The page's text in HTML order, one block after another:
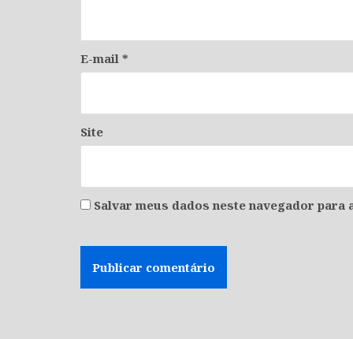
E-mail *
Site
Salvar meus dados neste navegador para